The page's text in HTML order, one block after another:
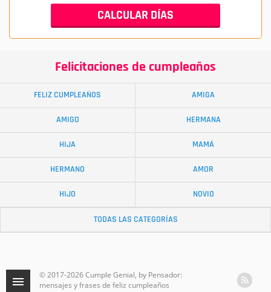
Felicitaciones de cumpleaños
FELIZ CUMPLEAÑOS AMIGA
AMIGO HERMANA
HIJA MAMÁ
HERMANO AMOR
HIJO NOVIO
TODAS LAS CATEGORÍAS
© 2017-2026 Cumple Genial, by Pensador:
mensajes y frases de feliz cumpleaños